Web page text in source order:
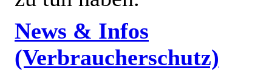
News & Infos
(Verbraucherschutz)